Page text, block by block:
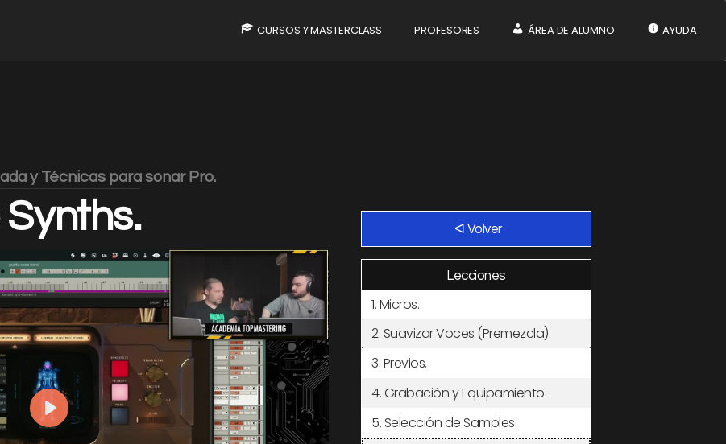
CURSOS Y MASTERCLASS PROFESORES ÁREA DE ALUMNO AYUDA
y Técnicas para sonar Pro.
ᐊ Volver
Lecciones
1. Micros.
2. Suavizar Voces (Premezcla).
3. Previos.
4. Grabación y Equipamiento.
5. Selección de Samples.